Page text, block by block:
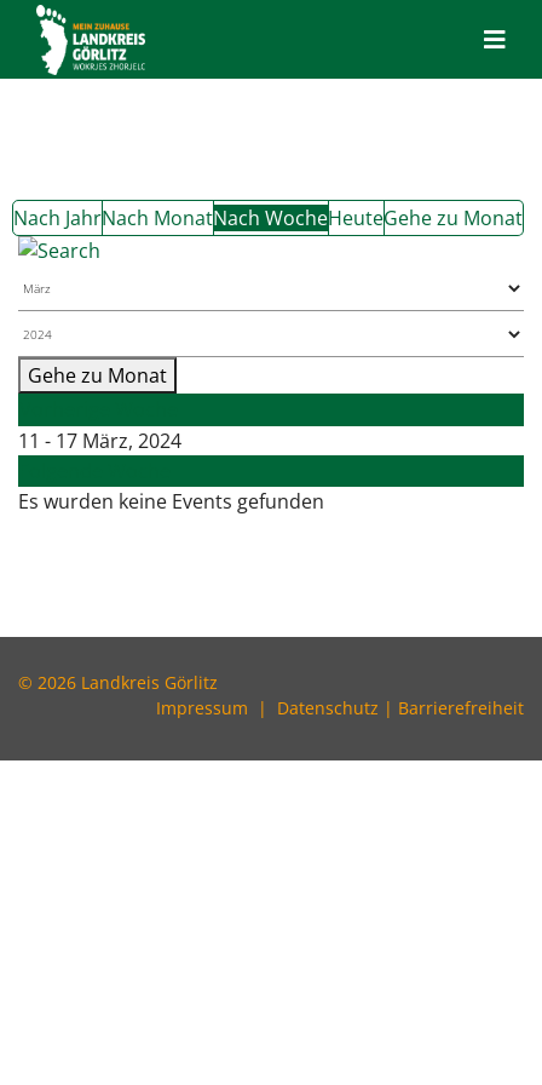
Nach JahrNach MonatNach WocheHeuteGehe zu Monat
Gehe zu Monat
11 - 17 März, 2024
Es wurden keine Events gefunden
© 2026 Landkreis Görlitz
Impressum | Datenschutz | Barrierefreiheit